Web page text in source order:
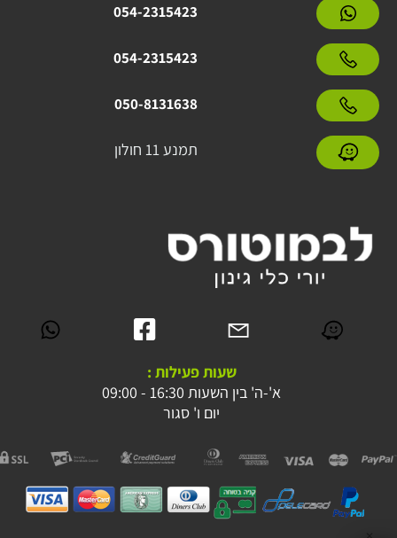
054-2315423
054-2315423
050-8131638
תמנע 11 חולון
שעות פעילות :
א'-ה' בין השעות 16:30 - 09:00
יום ו' סגור